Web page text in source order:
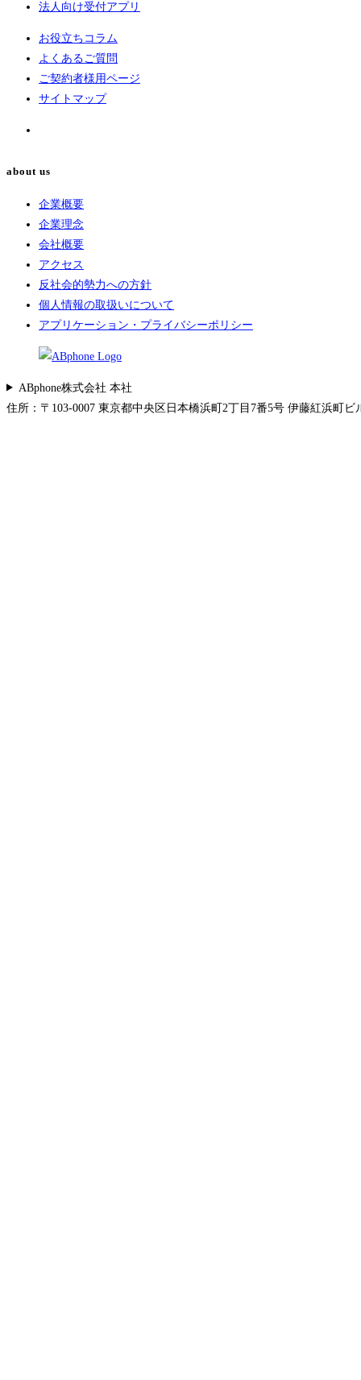
法人向け受付アプリ
お役立ちコラム
よくあるご質問
ご契約者様用ページ
サイトマップ
about us
企業概要
企業理念
会社概要
アクセス
反社会的勢力への方針
個人情報の取扱いについて
アプリケーション・プライバシーポリシー
ABphone株式会社 本社
住所：〒103-0007 東京都中央区日本橋浜町2丁目7番5号 伊藤紅浜町